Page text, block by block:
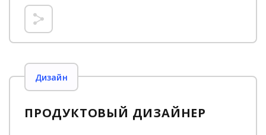
Дизайн
ПРОДУКТОВЫЙ ДИЗАЙНЕР